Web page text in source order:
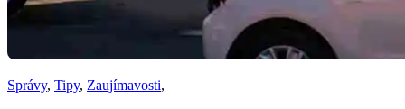
Správy, Tipy, Zaujímavosti,